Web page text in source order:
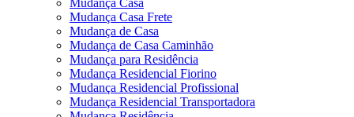
Mudança Casa Frete
Mudança de Casa
Mudança de Casa Caminhão
Mudança para Residência
Mudança Residencial Fiorino
Mudança Residencial Profissional
Mudança Residencial Transportadora